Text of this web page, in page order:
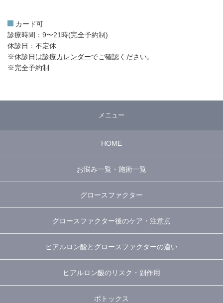
カード可
診療時間：9〜21時(完全予約制)
休診日：不定休
※休診日は診療カレンダーでご確認ください。
※完全予約制
メニュー
HOME
お悩み一覧・施術一覧
グロースファクター
グロースファクター後のケア・注意点
ヒアルロン酸とグロースファクターの違い
ヒアルロン酸のリスク・副作用
ボトックス